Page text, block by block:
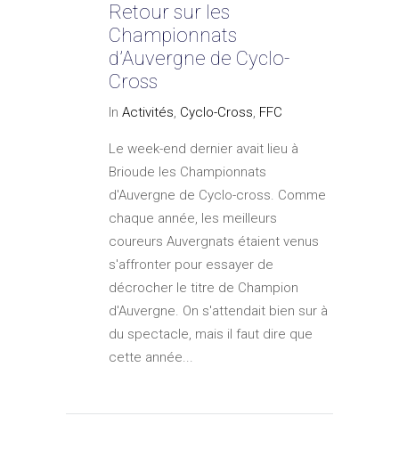
Retour sur les
Championnats
d’Auvergne de Cyclo-
Cross
In Activités, Cyclo-Cross, FFC
Le week-end dernier avait lieu à
Brioude les Championnats
d'Auvergne de Cyclo-cross. Comme
chaque année, les meilleurs
coureurs Auvergnats étaient venus
s'affronter pour essayer de
décrocher le titre de Champion
d'Auvergne. On s'attendait bien sur à
du spectacle, mais il faut dire que
cette année...